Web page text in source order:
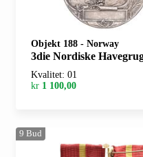
Objekt 188 - Norway
3die Nordiske Havegrugs
Kvalitet: 01
kr 1 100,00
9 Bud